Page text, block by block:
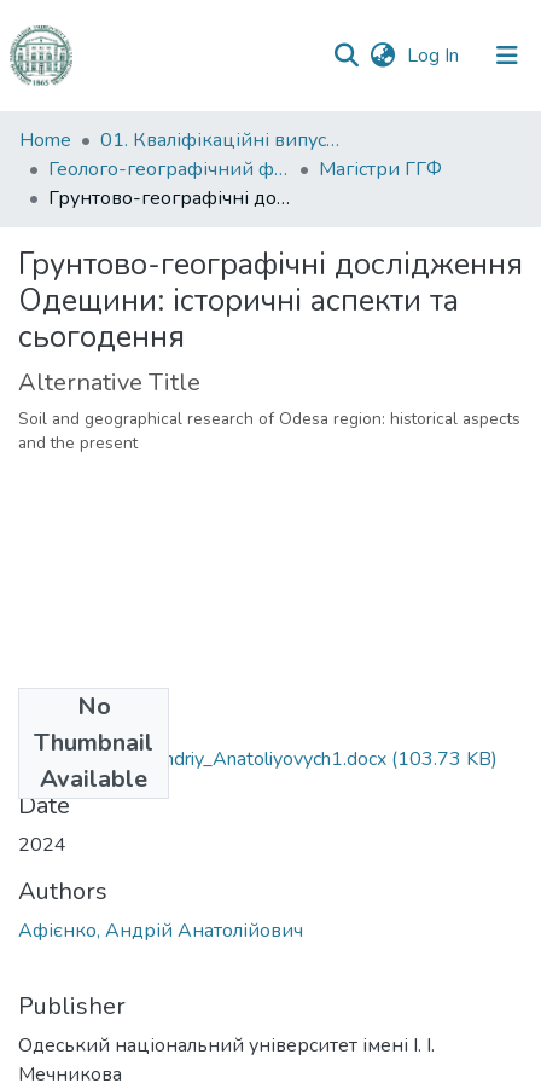
Log In (current)
Communities
&
Collections
Statistics
Home
01. Кваліфікаційні випускні роботи здобувачів вищої освіти
Геолого-географічний факультет
Магістри ГГФ
Грунтово-географічні дослідження Одещини: історичні аспекти та сьогодення
Грунтово-географічні дослідження
Одещини: історичні аспекти та
сьогодення
Alternative Title
Soil and geographical research of Odesa region: historical aspects
and the present
No
Thumbnail
Available
103_Afiyenko_Andriy_Anatoliyovych1.docx (103.73 KB)
Date
2024
Authors
Афієнко, Андрій Анатолійович
Publisher
Одеський національний університет імені І. І.
Мечникова